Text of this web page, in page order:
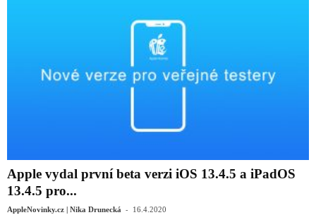
Apple vydal první beta verzi iOS 13.4.5 a iPadOS
13.4.5 pro...
AppleNovinky.cz | Nika Drunecká - 16.4.2020